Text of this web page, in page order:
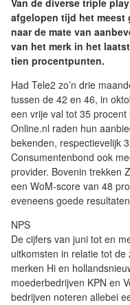
Van de diverse triple
afgelopen tijd het
naar de mate van
van het merk in het
tien procentpunten.
Had Tele2 zo’n drie
tussen de 42 en 46, in
een vrije val tot 35
Online.nl raden hun
bekenden, respectievelijk
Consumentenbond ook
provider. Bovenin trekken
een WoM-score van 48
eveneens goede
NPS
De cijfers van juni tot en
uitkomsten in relatie tot de
merken Hi en
moederbedrijven KPN en
bedrijven noteren allebei